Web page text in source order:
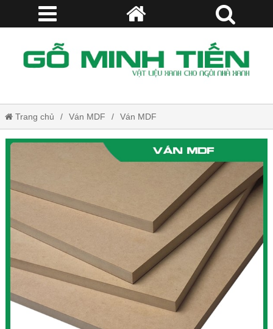
Trang chủ Ván MDF Ván MDF